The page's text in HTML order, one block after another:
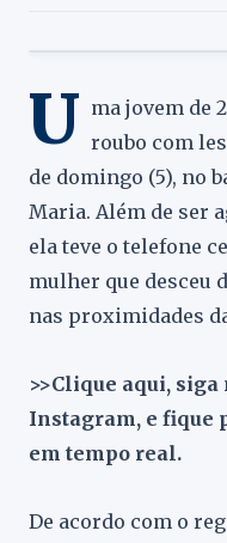
U ma jovem de
roubo com
de domingo (5), no
Maria. Além de ser
ela teve o telefone
mulher que desceu
nas proximidades
>>Clique aqui,
Instagram, e fique
em tempo real.
De acordo com o